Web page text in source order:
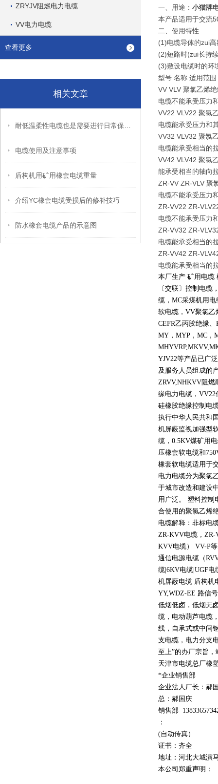
ZRYJV阻燃电力电缆
VV电力电缆
查看更多
相关文章
电缆使用及注意事项
盾构机用矿用橡套电缆重量
介绍YC橡套电缆受损后的修补技巧
防水橡套电缆产品的示意图
一、用途： 小猫牌
本产品适用于交流
二、使用特性
(1)电缆导体的zui
(2)短路时(zui长持
(3)敷设电缆时的环
型号 名称 适用范围
VV VLV 聚氯乙烯
电缆不能承受压力
VV22 VLV22 聚氯
电缆能承受压力和
VV32 VLV32 聚氯
电缆能承受相当的
VV42 VLV42 聚氯
能承受相当的轴向
ZR-VV ZR-VLV 聚
电缆不能承受压力
ZR-VV22 ZR-
电缆不能承受压力
ZR-VV32 ZR-
电缆能承受相当的
ZR-VV42 ZR-
电缆能承受相当的
本厂生产 矿用电缆
〔交联〕控制电缆
缆， MC采煤机用电
软电缆， VV聚氯乙
CEFR乙丙胶绝缘、
MY ， MYP ， MC ，
YJV22等产品已广
及服务人员组成的
ZRVV,NHKVV阻燃
缘电力电缆， VV22
硅橡胶绝缘控制电
执行中华人民共和
机屏蔽监视加强型
缆， 0.5KV煤矿用
压橡套软电缆和
橡套软电缆适用于
电力电缆分为聚氯
于城市改造和建设
用广泛。 塑料控制
合使用的聚氯乙烯
电缆解释：非标电
ZR-KVV电缆， ZR-
KVV电缆） VV-P
通信电源电缆（
缆 |6KV电缆 |UGF电
机屏蔽电缆 盾构机
YY,WDZ-EE 路信
低烟低卤，低烟无
缆，电动葫芦电缆
线，自承式或中间
支电缆，电力分支
至上”的办厂宗旨，
天津市电缆总厂橡
*企业销售部
企业法人厂长：郝
总：郝国庆
销售部 13833
：
(自动传真）
证书：齐全
地址：河北大城演
本公司郑重声明：